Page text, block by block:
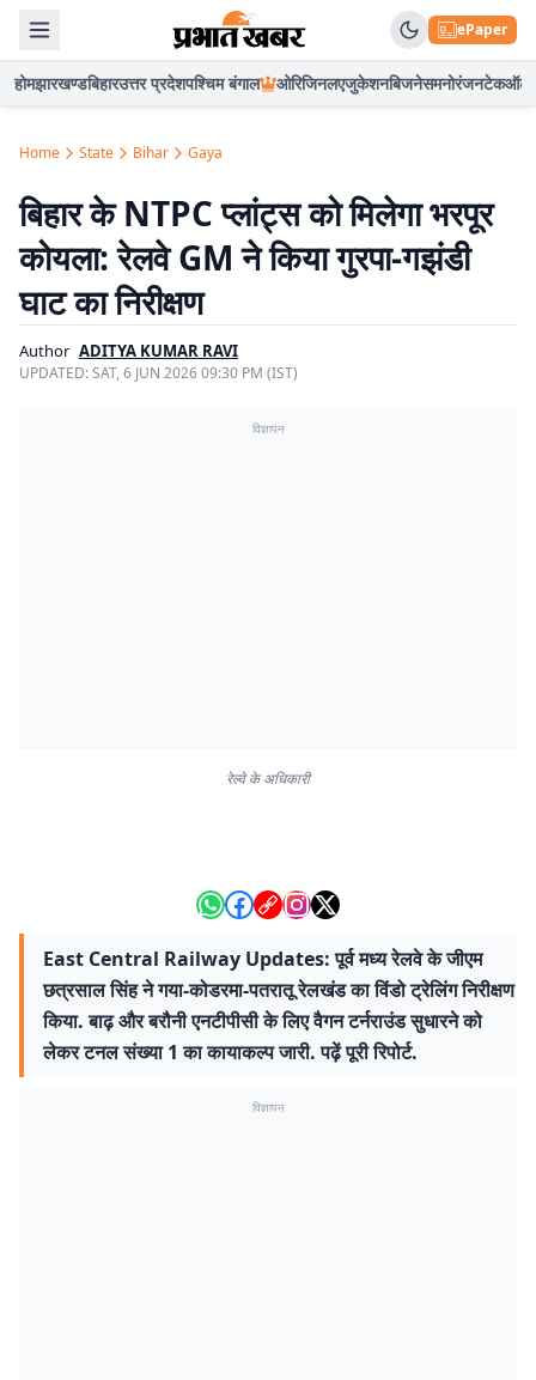
ePaper
होमझारखण्डबिहारउत्तर प्रदेशपश्चिम बंगाल ओरिजिनलएजुकेशनबिजनेसमनोरंजनटेकऑटो
Home State Bihar Gaya
बिहार के NTPC प्लांट्स को मिलेगा भरपूर
कोयला: रेलवे GM ने किया गुरपा-गझंडी
घाट का निरीक्षण
Author ADITYA KUMAR RAVI
UPDATED:SAT, 6 JUN 2026 09:30 PM (IST)
विज्ञापन
रेल्वे के अधिकारी
East Central Railway Updates: पूर्व मध्य रेलवे के जीएम
छत्रसाल सिंह ने गया-कोडरमा-पतरातू रेलखंड का विंडो ट्रेलिंग निरीक्षण
किया. बाढ़ और बरौनी एनटीपीसी के लिए वैगन टर्नराउंड सुधारने को
लेकर टनल संख्या 1 का कायाकल्प जारी. पढ़ें पूरी रिपोर्ट.
विज्ञापन